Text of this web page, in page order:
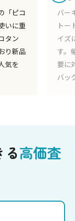
価格の
ーやサ
りま
く、需
困難な
生
バ
り
ま
逸
で
高価査